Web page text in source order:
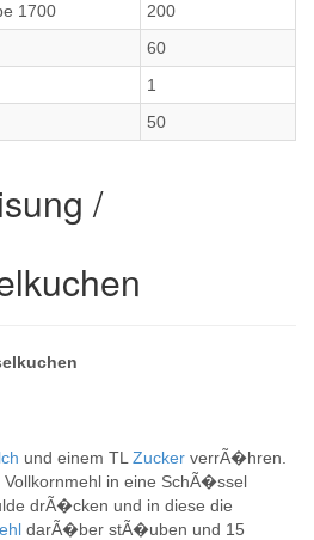
1700
200
60
1
50
/
und einem TL Zucker verrÃ�hren.
in eine SchÃ�ssel
drÃ�cken und in diese die
darÃ�ber stÃ�uben und 15